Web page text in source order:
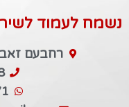
נשמח לעמוד
רחבעם זאבי 4, אשקלון (ברנע